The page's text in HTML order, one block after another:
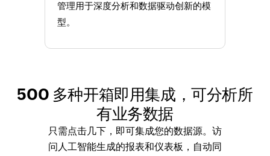
管理用于深度分析和数据驱动创新的模
型。
500 多种开箱即用集成，可分析所
有业务数据
只需点击几下，即可集成您的数据源。访
问人工智能生成的报表和仪表板，自动同